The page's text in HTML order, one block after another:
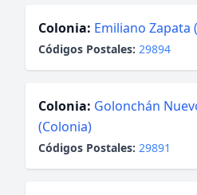
Colonia: Emiliano Zapata
Códigos Postales: 29894
Colonia: Golonchán
(Colonia)
Códigos Postales: 29891